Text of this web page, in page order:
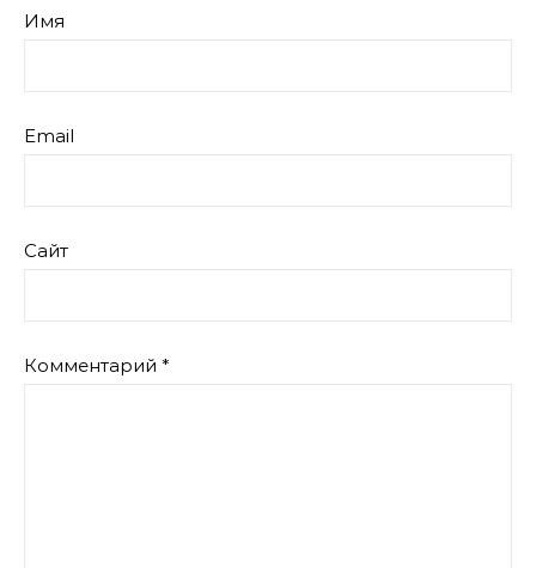
Имя
Email
Сайт
Комментарий *